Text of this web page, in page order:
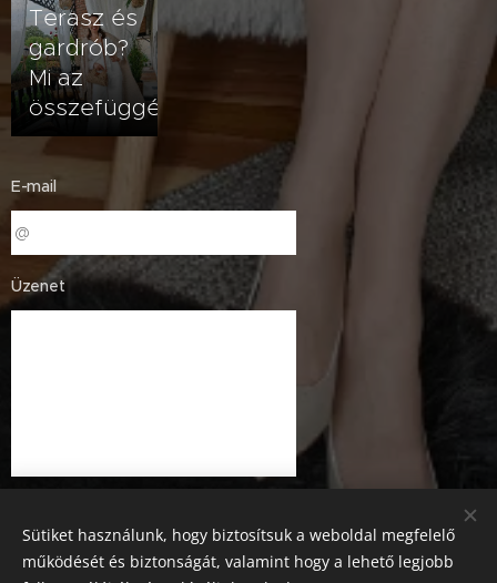
Terasz és
gardrób?
Mi az
összefüggés?
E-mail
Üzenet
Sütiket használunk, hogy biztosítsuk a weboldal megfelelő
működését és biztonságát, valamint hogy a lehető legjobb